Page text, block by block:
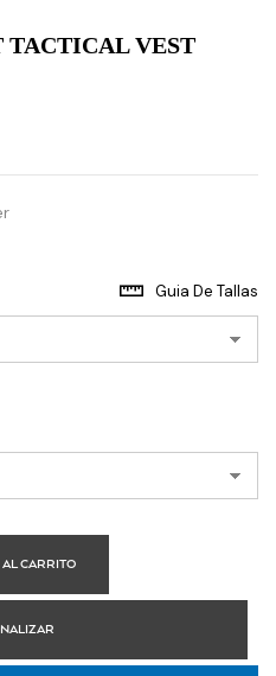
TACTICAL VEST
Guia De Tallas
CARRITO